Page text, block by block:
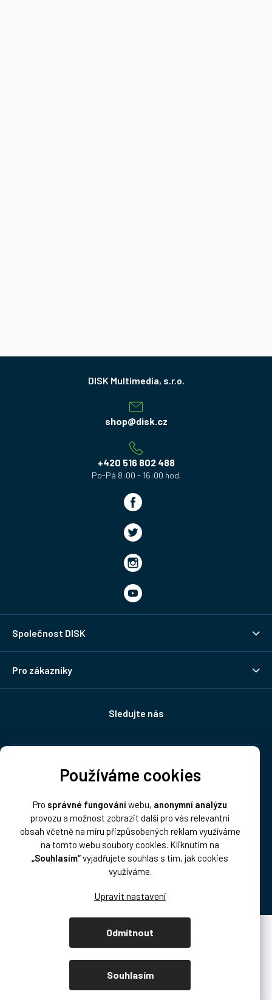
Používáme cookies
Pro správné fungováníwebu, anonymní analýzu
provozu a možnost zobrazit další pro vás relevantní
obsah včetně na míru přizpůsobených reklam využíváme
na tomto webu soubory cookies. Kliknutím na
„Souhlasím“vyjadřujete souhlas s tím, jak cookies
využíváme.
Odmítnout
Souhlasím
shop@disk.cz
+420 516 802 488
Společnost DISK
Pro zákazníky
Sledujte nás
Platba:
Vytvořil Shoptet Premium
Copyright 2026 . Všechna práva vyhrazena.
Upravit nastavení cookies